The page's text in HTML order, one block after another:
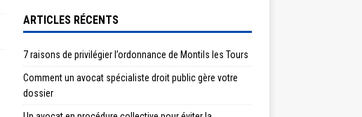
ARTICLES RÉCENTS
7 raisons de privilégier l’ordonnance de Montils les Tours
Comment un avocat spécialiste droit public gère votre
dossier